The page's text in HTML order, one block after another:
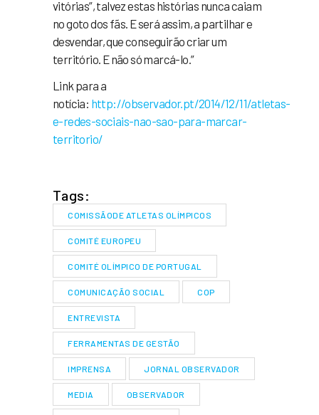
vitórias”, talvez estas histórias nunca caiam
no goto dos fãs. E será assim, a partilhar e
desvendar, que conseguirão criar um
território. E não só marcá-lo.”
Link para a
notícia: http://observador.pt/2014/12/11/atletas-
e-redes-sociais-nao-sao-para-marcar-
territorio/
Tags:
COMISSÃODE ATLETAS OLÍMPICOS
COMITÉ EUROPEU
COMITÉ OLÍMPICO DE PORTUGAL
COMUNICAÇÃO SOCIAL COP
ENTREVISTA
FERRAMENTAS DE GESTÃO
IMPRENSA JORNAL OBSERVADOR
MEDIA OBSERVADOR